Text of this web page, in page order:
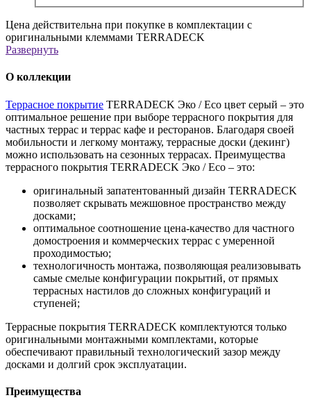
Цена действительна при покупке в комплектации с
оригинальными клеммами TERRADECK
Развернуть
О коллекции
Террасное покрытие TERRADECK Эко / Eco цвет серый – это
оптимальное решение при выборе террасного покрытия для
частных террас и террас кафе и ресторанов. Благодаря своей
мобильности и легкому монтажу, террасные доски (декинг)
можно использовать на сезонных террасах. Преимущества
террасного покрытия TERRADECK Эко / Eco – это:
оригинальный запатентованный дизайн TERRADECK
позволяет скрывать межшовное пространство между
досками;
оптимальное соотношение цена-качество для частного
домостроения и коммерческих террас с умеренной
проходимостью;
технологичность монтажа, позволяющая реализовывать
самые смелые конфигурации покрытий, от прямых
террасных настилов до сложных конфигураций и
ступеней;
Террасные покрытия TERRADECK комплектуются только
оригинальными монтажными комплектами, которые
обеспечивают правильный технологический зазор между
досками и долгий срок эксплуатации.
Преимущества